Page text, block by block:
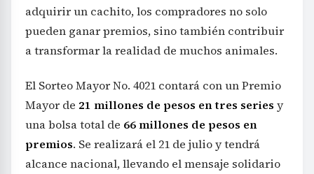
adquirir un cachito, los compradores no solo
pueden ganar premios, sino también contribuir
a transformar la realidad de muchos animales.
El Sorteo Mayor No. 4021 contará con un Premio
Mayor de 21 millones de pesos en tres series y
una bolsa total de 66 millones de pesos en
premios. Se realizará el 21 de julio y tendrá
alcance nacional, llevando el mensaje solidario